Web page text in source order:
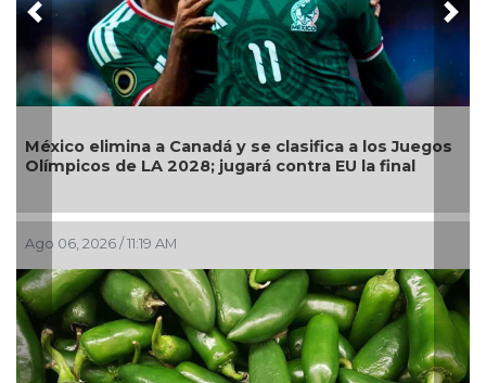
elimina a Canadá y se clasifica a los Juegos
de LA 2028; jugará contra EU la final
2026 / 11:19 AM
Previous